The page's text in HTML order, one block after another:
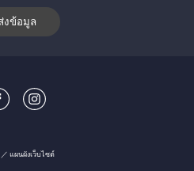
แผนผังเว็บไซต์